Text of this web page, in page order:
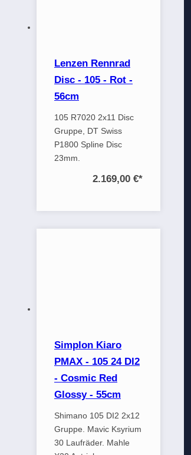
Lenzen Rennrad
Disc - 105 - Rot -
56cm
105 R7020 2x11 Disc
Gruppe, DT Swiss
P1800 Spline Disc
23mm.
2.169,00 €*
Simplon Kiaro
PMAX - 105 24 DI2
- Cosmic Red
Glossy - 55cm
Shimano 105 DI2 2x12
Gruppe. Mavic Ksyrium
30 Laufräder. Mahle